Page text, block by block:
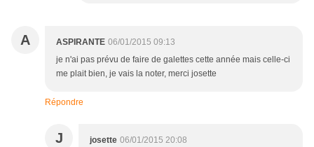
A ASPIRANTE 06/01/2015 09:13
je n'ai pas prévu de faire de galettes cette année mais celle-ci
me plait bien, je vais la noter, merci josette
Répondre
J josette 06/01/2015 20:08